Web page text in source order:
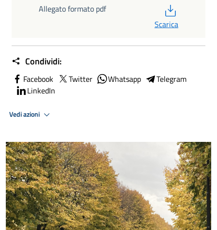
Allegato formato pdf
Scarica
Condividi:
Facebook Twitter Whatsapp
Telegram
LinkedIn
Vedi azioni